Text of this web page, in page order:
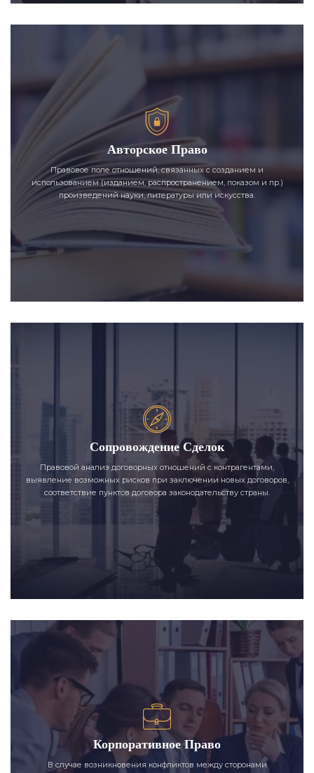
Авторское Право
Правовое поле отношений, связанных с созданием и
использованием (изданием, распространением, показом и пр.)
произведений науки, литературы или искусства.
Сопровождение Сделок
Правовой анализ договорных отношений с контрагентами,
выявление возможных рисков при заключении новых договоров,
соответствие пунктов договора законодательству страны.
Корпоративное Право
В случае возникновения конфликтов между сторонами